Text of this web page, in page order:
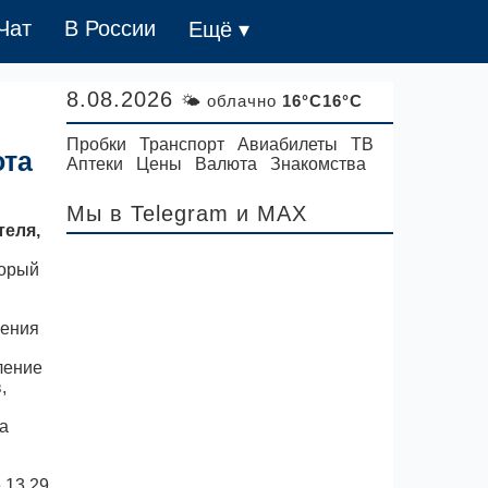
В России Ещё ▾
8.08.2026 🌤 облачно 16°C16°C
Пробки Транспорт Авиабилеты
ТВ
Аптеки
Цены Валюта Знакомства
Мы в Telegram и MAX